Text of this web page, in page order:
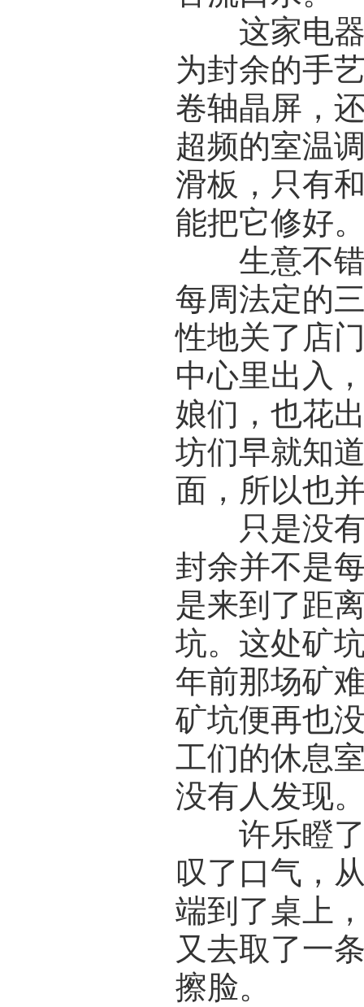
这家电器
为封余的手
卷轴晶屏，
超频的室温
滑板，只有
能把它修好
生意不错
每周法定的
性地关了店
中心里出入
娘们，也花
坊们早就知
面，所以也
只是没有
封余并不是
是来到了距
坑。这处矿
年前那场矿
矿坑便再也
工们的休息
没有人发现
许乐瞪了
叹了口气，
端到了桌上
又去取了一
擦脸。